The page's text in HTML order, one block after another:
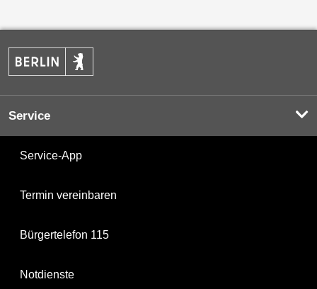
Service
Service-App
Termin vereinbaren
Bürgertelefon 115
Notdienste